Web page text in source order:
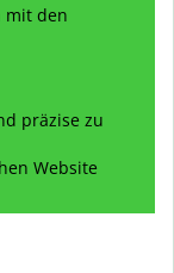
mit den
präzise zu
Website